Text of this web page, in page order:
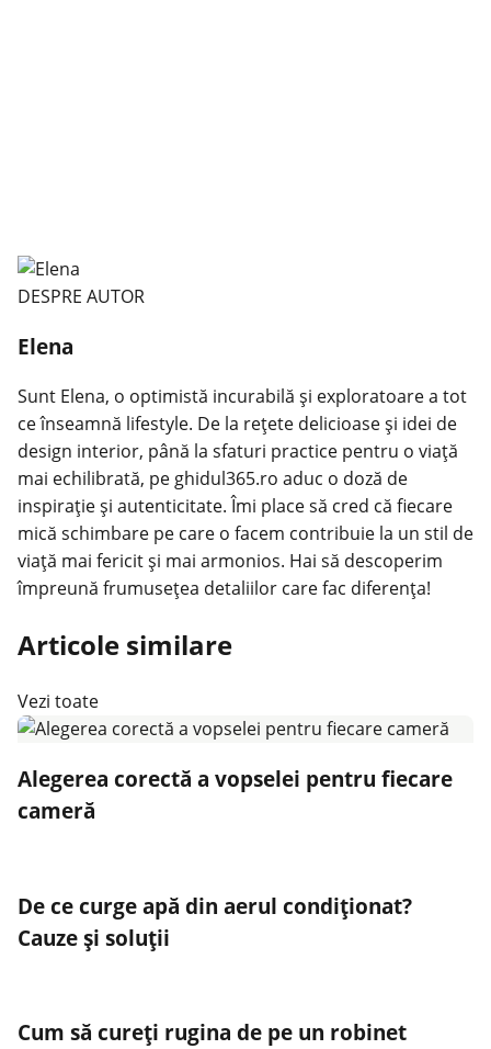
DESPRE AUTOR
Elena
Sunt Elena, o optimistă incurabilă și exploratoare a tot
ce înseamnă lifestyle. De la rețete delicioase și idei de
design interior, până la sfaturi practice pentru o viață
mai echilibrată, pe ghidul365.ro aduc o doză de
inspirație și autenticitate. Îmi place să cred că fiecare
mică schimbare pe care o facem contribuie la un stil de
viață mai fericit și mai armonios. Hai să descoperim
împreună frumusețea detaliilor care fac diferența!
Articole similare
Vezi toate
Alegerea corectă a vopselei pentru fiecare
cameră
De ce curge apă din aerul condiționat?
Cauze și soluții
Cum să cureți rugina de pe un robinet